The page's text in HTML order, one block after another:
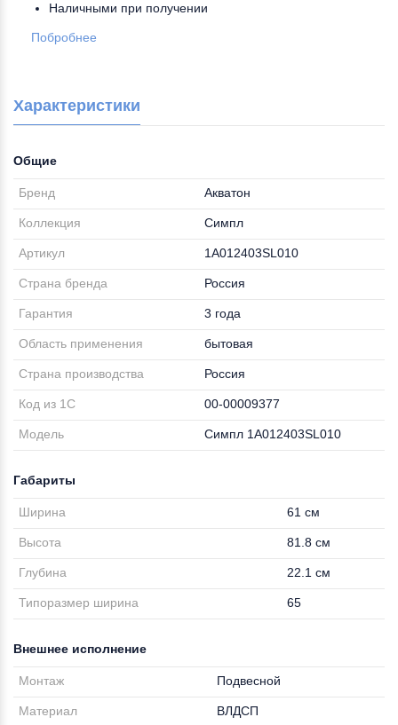
Наличными при получении
Побробнее
Характеристики
Общие
Бренд Акватон
Коллекция Симпл
Артикул 1A012403SL010
Страна бренда Россия
Гарантия 3 года
Область применения бытовая
Страна производства Россия
Код из 1С 00-00009377
Модель Симпл 1A012403SL010
Габариты
Ширина 61 см
Высота 81.8 см
Глубина 22.1 см
Типоразмер ширина 65
Внешнее исполнение
Монтаж Подвесной
Материал ВЛДСП